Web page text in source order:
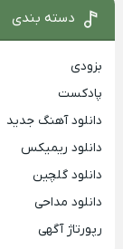
دسته بندی
بزودی
پادکست
دانلود آهنگ جدید
دانلود ریمیکس
دانلود گلچین
دانلود مداحی
رپورتاژ آگهی